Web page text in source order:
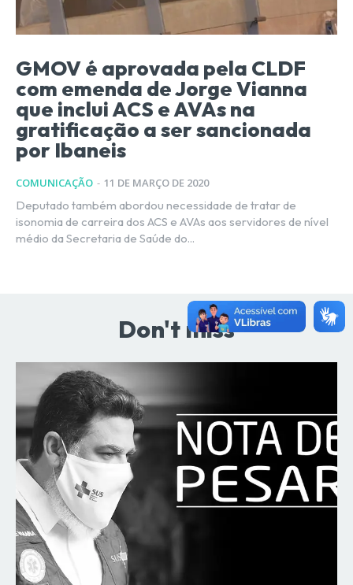
GMOV é aprovada pela CLDF
com emenda de Jorge Vianna
que inclui ACS e AVAs na
gratificação a ser sancionada
por Ibaneis
COMUNICAÇÃO - 11 DE MARÇO DE 2020
Deputado também abordou necessidade de tratar de
isonomia de carreira dos ACS e AVAs aos servidores de nível
médio da Secretaria de Saúde do...
Don't miss